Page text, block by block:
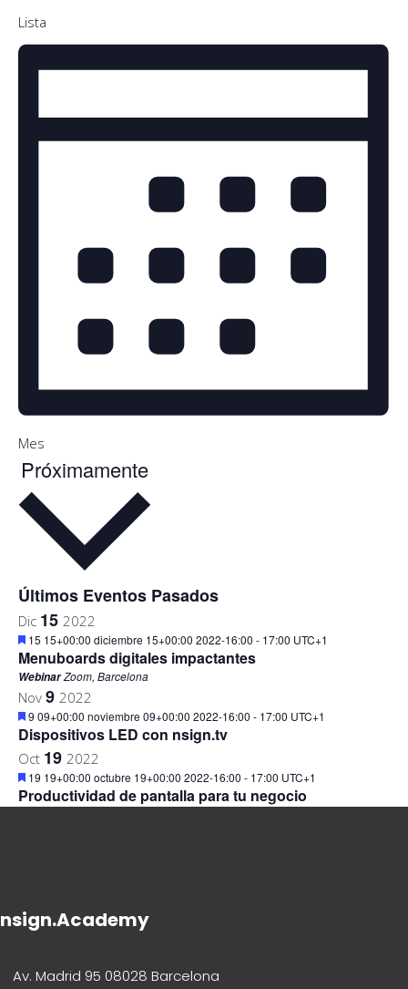
Lista
Mes
Próximamente
Últimos Eventos Pasados
Dic 15 2022
Destacado
15 15+00:00 diciembre 15+00:00 2022-16:00 - 17:00 UTC+1
Menuboards digitales impactantes
WebinarZoom, Barcelona
Nov 9 2022
Destacado
9 09+00:00 noviembre 09+00:00 2022-16:00 - 17:00 UTC+1
Dispositivos LED con nsign.tv
Oct 19 2022
Destacado
19 19+00:00 octubre 19+00:00 2022-16:00 - 17:00 UTC+1
Productividad de pantalla para tu negocio
nsign.Academy
Av. Madrid 95 08028 Barcelona